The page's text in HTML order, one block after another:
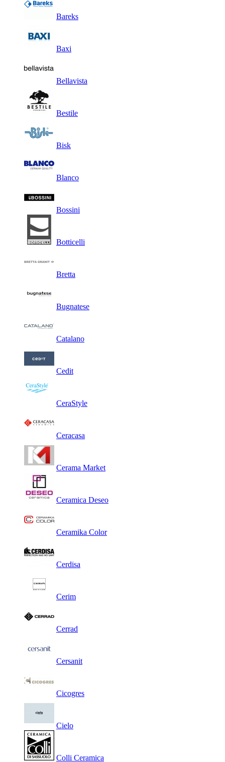
Bareks
Baxi
Bellavista
Bestile
Bisk
Blanco
Bossini
Botticelli
Bretta
Bugnatese
Catalano
Cedit
CeraStyle
Ceracasa
Cerama Market
Ceramica Deseo
Ceramika Color
Cerdisa
Cerim
Cerrad
Cersanit
Cicogres
Cielo
Colli Ceramica